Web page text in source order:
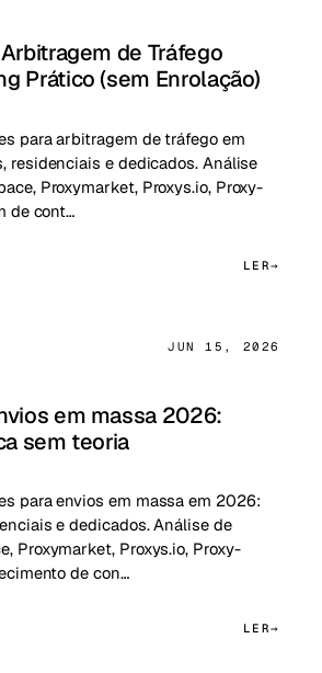
de Tráfego
Prático (sem Enrolação)
para arbitragem de tráfego em
residenciais e dedicados. Análise
Proxymarket, Proxys.io, Proxy-
de cont…
LER
JUN 15, 2026
em massa 2026:
sem teoria
para envios em massa em 2026:
e dedicados. Análise de
Proxymarket, Proxys.io, Proxy-
de con…
LER